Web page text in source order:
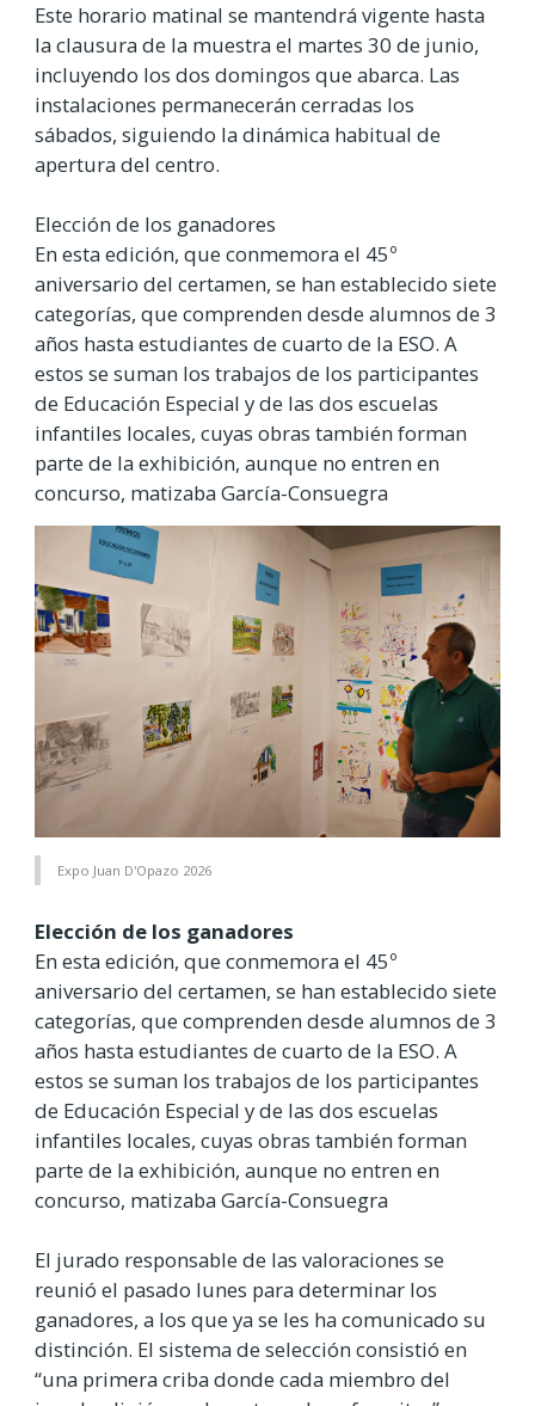
Este horario matinal se mantendrá vigente hasta
la clausura de la muestra el martes 30 de junio,
incluyendo los dos domingos que abarca. Las
instalaciones permanecerán cerradas los
sábados, siguiendo la dinámica habitual de
apertura del centro.
Elección de los ganadores
En esta edición, que conmemora el 45º
aniversario del certamen, se han establecido siete
categorías, que comprenden desde alumnos de 3
años hasta estudiantes de cuarto de la ESO. A
estos se suman los trabajos de los participantes
de Educación Especial y de las dos escuelas
infantiles locales, cuyas obras también forman
parte de la exhibición, aunque no entren en
concurso, matizaba García-Consuegra
Expo Juan D'Opazo 2026
Elección de los ganadores
En esta edición, que conmemora el 45º
aniversario del certamen, se han establecido siete
categorías, que comprenden desde alumnos de 3
años hasta estudiantes de cuarto de la ESO. A
estos se suman los trabajos de los participantes
de Educación Especial y de las dos escuelas
infantiles locales, cuyas obras también forman
parte de la exhibición, aunque no entren en
concurso, matizaba García-Consuegra
El jurado responsable de las valoraciones se
reunió el pasado lunes para determinar los
ganadores, a los que ya se les ha comunicado su
distinción. El sistema de selección consistió en
“una primera criba donde cada miembro del